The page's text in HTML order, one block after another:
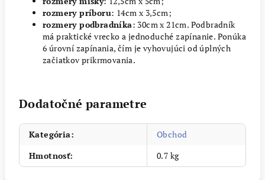
rozmery príboru: 14cm x 3,5cm;
rozmery podbradníka: 30cm x 21cm. Podbradník
má praktické vrecko a jednoduché zapínanie. Ponúka
6 úrovní zapínania, čím je vyhovujúci od úplných
začiatkov prikrmovania.
Dodatočné parametre
Kategória:
Obchod
Hmotnosť: 0.7 kg